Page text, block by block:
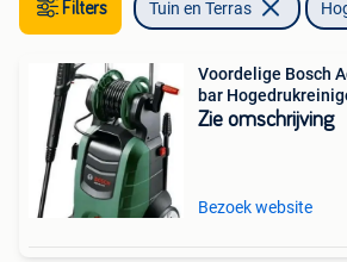
Filters Tuin en Terras
Voordelige Bosch
bar
Zie omschrijving
Bezoek website